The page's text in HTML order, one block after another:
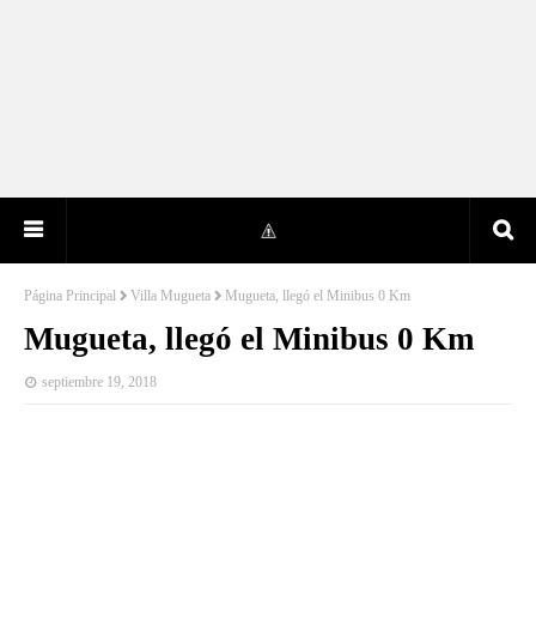
Página Principal Villa Mugueta Mugueta, llegó el Minibus 0 Km
Mugueta, llegó el Minibus 0 Km
septiembre 19, 2018